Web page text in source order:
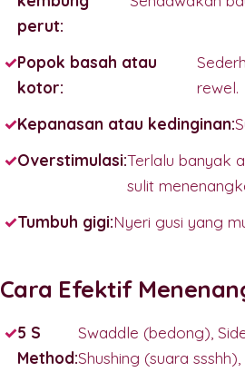
perut:
Popok basah atau
kotor:
rewel.
Kepanasan atau kedinginan:
Overstimulasi:Terlalu banyak
sulit
Tumbuh gigi:Nyeri gusi yang
Cara Efektif
5 S
Method:
Swaddle (bedong),
Shushing (suara